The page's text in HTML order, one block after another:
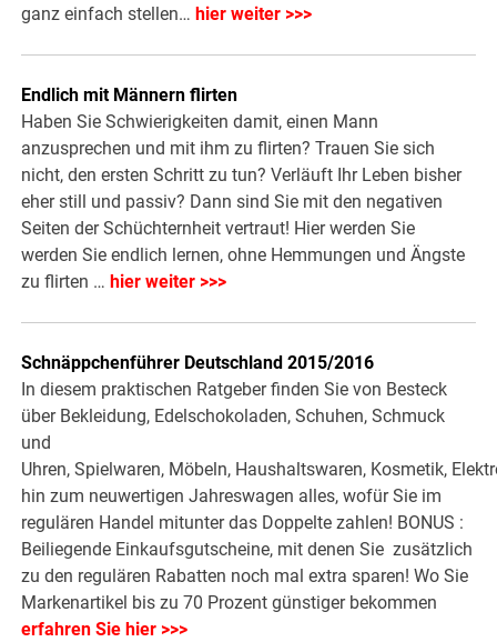
ganz einfach stellen… hier weiter >>>
Endlich mit Männern flirten
Haben Sie Schwierigkeiten damit, einen Mann
anzusprechen und mit ihm zu flirten? Trauen Sie sich
nicht, den ersten Schritt zu tun? Verläuft Ihr Leben bisher
eher still und passiv? Dann sind Sie mit den negativen
Seiten der Schüchternheit vertraut! Hier werden Sie
werden Sie endlich lernen, ohne Hemmungen und Ängste
zu flirten … hier weiter >>>
Schnäppchenführer Deutschland 2015/2016
In diesem praktischen Ratgeber finden Sie von Besteck
über Bekleidung, Edelschokoladen, Schuhen, Schmuck
und
Uhren, Spielwaren, Möbeln, Haushaltswaren, Kosmetik,
hin zum neuwertigen Jahreswagen alles, wofür Sie im
regulären Handel mitunter das Doppelte zahlen! BONUS :
Beiliegende Einkaufsgutscheine, mit denen Sie zusätzlich
zu den regulären Rabatten noch mal extra sparen! Wo Sie
Markenartikel bis zu 70 Prozent günstiger bekommen
erfahren Sie hier >>>